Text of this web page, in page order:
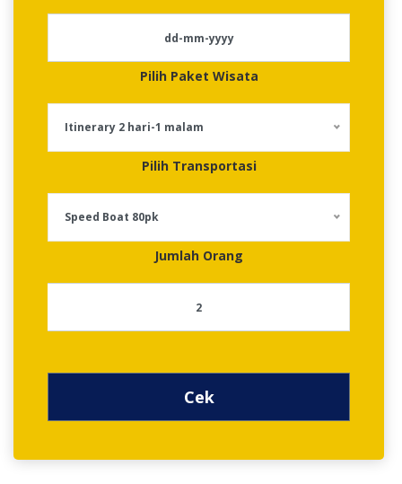
Pilih Paket Wisata
Itinerary 2 hari-1 malam
Pilih Transportasi
Speed Boat 80pk
Jumlah Orang
Cek